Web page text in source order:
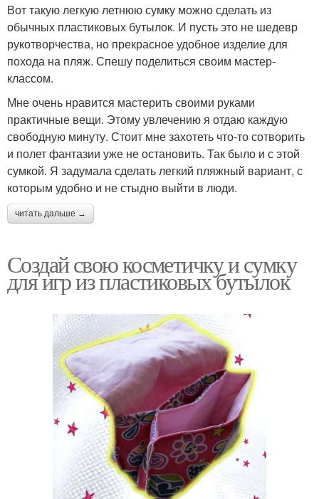
Вот такую легкую летнюю сумку можно сделать из
обычных пластиковых бутылок. И пусть это не шедевр
рукотворчества, но прекрасное удобное изделие для
похода на пляж. Спешу поделиться своим мастер-
классом.
Мне очень нравится мастерить своими руками
практичные вещи. Этому увлечению я отдаю каждую
свободную минуту. Стоит мне захотеть что-то сотворить
и полет фантазии уже не остановить. Так было и с этой
сумкой. Я задумала сделать легкий пляжный вариант, с
которым удобно и не стыдно выйти в люди.
читать дальше →
Создай свою косметичку и сумку
для игр из пластиковых бутылок